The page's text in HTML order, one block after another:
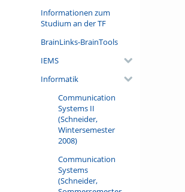
Informationen zum
Studium an der TF
BrainLinks-BrainTools
IEMS
Informatik
Communication
Systems II
(Schneider,
Wintersemester
2008)
Communication
Systems
(Schneider,